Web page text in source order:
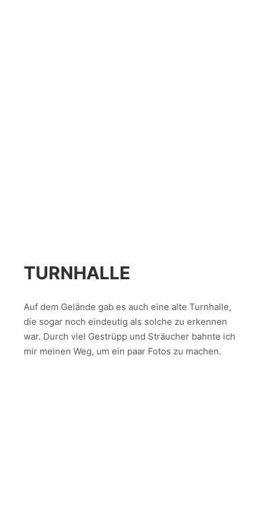
TURNHALLE
Auf dem Gelände gab es auch eine alte Turnhalle,
die sogar noch eindeutig als solche zu erkennen
war. Durch viel Gestrüpp und Sträucher bahnte ich
mir meinen Weg, um ein paar Fotos zu machen.